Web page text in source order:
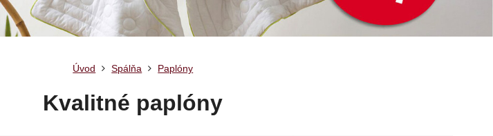
Úvod Spálňa Paplóny
Kvalitné paplóny